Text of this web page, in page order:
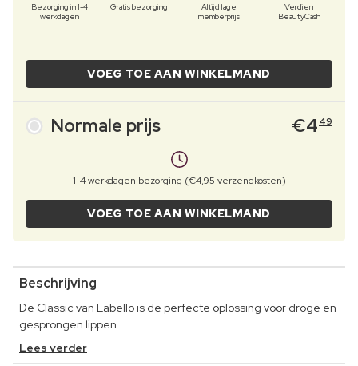
Bezorging in 1-4
werkdagen
Gratis bezorging
Altijd lage
memberprijs
Verdien
BeautyCash
VOEG TOE AAN WINKELMAND
Normale prijs €4 49
1-4 werkdagen bezorging (€4,95 verzendkosten)
VOEG TOE AAN WINKELMAND
Beschrijving
De Classic van Labello is de perfecte oplossing voor droge en
gesprongen lippen.
Lees verder